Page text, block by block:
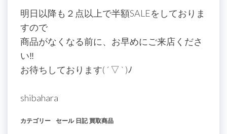
明日以降も２点以上で半額SALEをしておりま
すので
商品がなくなる前に、お早めにご来店くださ
い‼
お待ちしております( ´ ▽ ` )ﾉ
shibahara
カテゴリー セール 日記 買取商品